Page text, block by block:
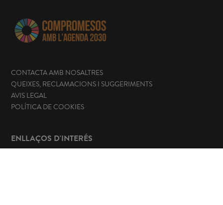
CONTACTA AMB NOSALTRES
QUEIXES, RECLAMACIONS I SUGGERIMENTS
AVIS LEGAL
POLÍTICA DE COOKIES
ENLLAÇOS D'INTERÉS